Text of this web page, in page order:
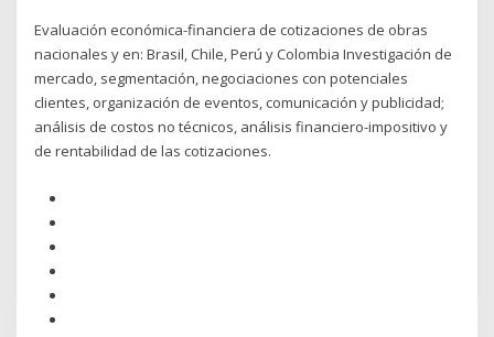
Evaluación económica-financiera de cotizaciones de obras
nacionales y en: Brasil, Chile, Perú y Colombia Investigación de
mercado, segmentación, negociaciones con potenciales
clientes, organización de eventos, comunicación y publicidad;
análisis de costos no técnicos, análisis financiero-impositivo y
de rentabilidad de las cotizaciones.